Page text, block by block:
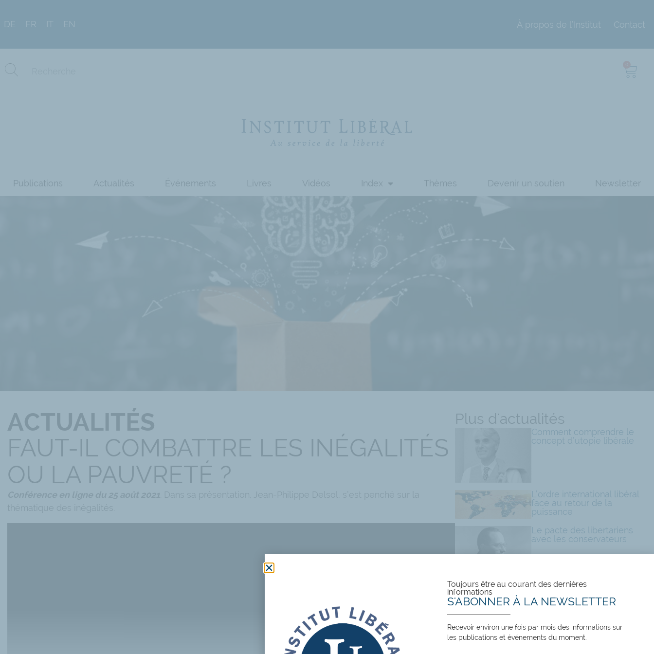
DE FR IT EN À propos de l’Institut Contact
Publications Actualités Événements Livres Vidéos Index Thèmes Devenir un soutien Newsletter
ACTUALITÉS
FAUT-IL COMBATTRE LES INÉGALITÉS
OU LA PAUVRETÉ ?
Plus d'actualités
Comment comprendre le
concept d’utopie libérale
L’ordre international libéral
face au retour de la
puissance
Le pacte des libertariens
avec les conservateurs
Autonomie privée,Justice,Régulation
FR
Toujours être au courant des dernières
informations
S'ABONNER À LA NEWSLETTER
Recevoir environ une fois par mois des informations sur
les publications et événements du moment.